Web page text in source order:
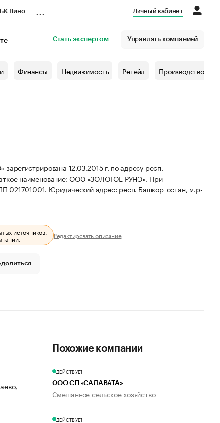
Вино Личный кабинет
Стать экспертом Управлять компанией
Финансы Недвижимость Ретейл Производство
12.03.2015 г. по адресу респ.
наименование: ООО «ЗОЛОТОЕ РУНО». При
021701001. Юридический адрес: респ. Башкортостан, м.р-
источников. Редактировать описание
Похожие компании
ДЕЙСТВУЕТ
ООО СП «САЛАВАТА»
Смешанное сельское хозяйство
ДЕЙСТВУЕТ